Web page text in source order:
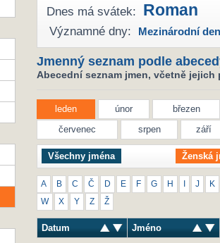
Dnes má svátek: Roman
Významné dny: Mezinárodní
Jmenný seznam podle
Abecední seznam jmen, včetně
leden únor březen
červenec
srpen září
Všechny jména Ženská
A B C Č D E F G H J K
W X Y Z Ž
Datum Jméno